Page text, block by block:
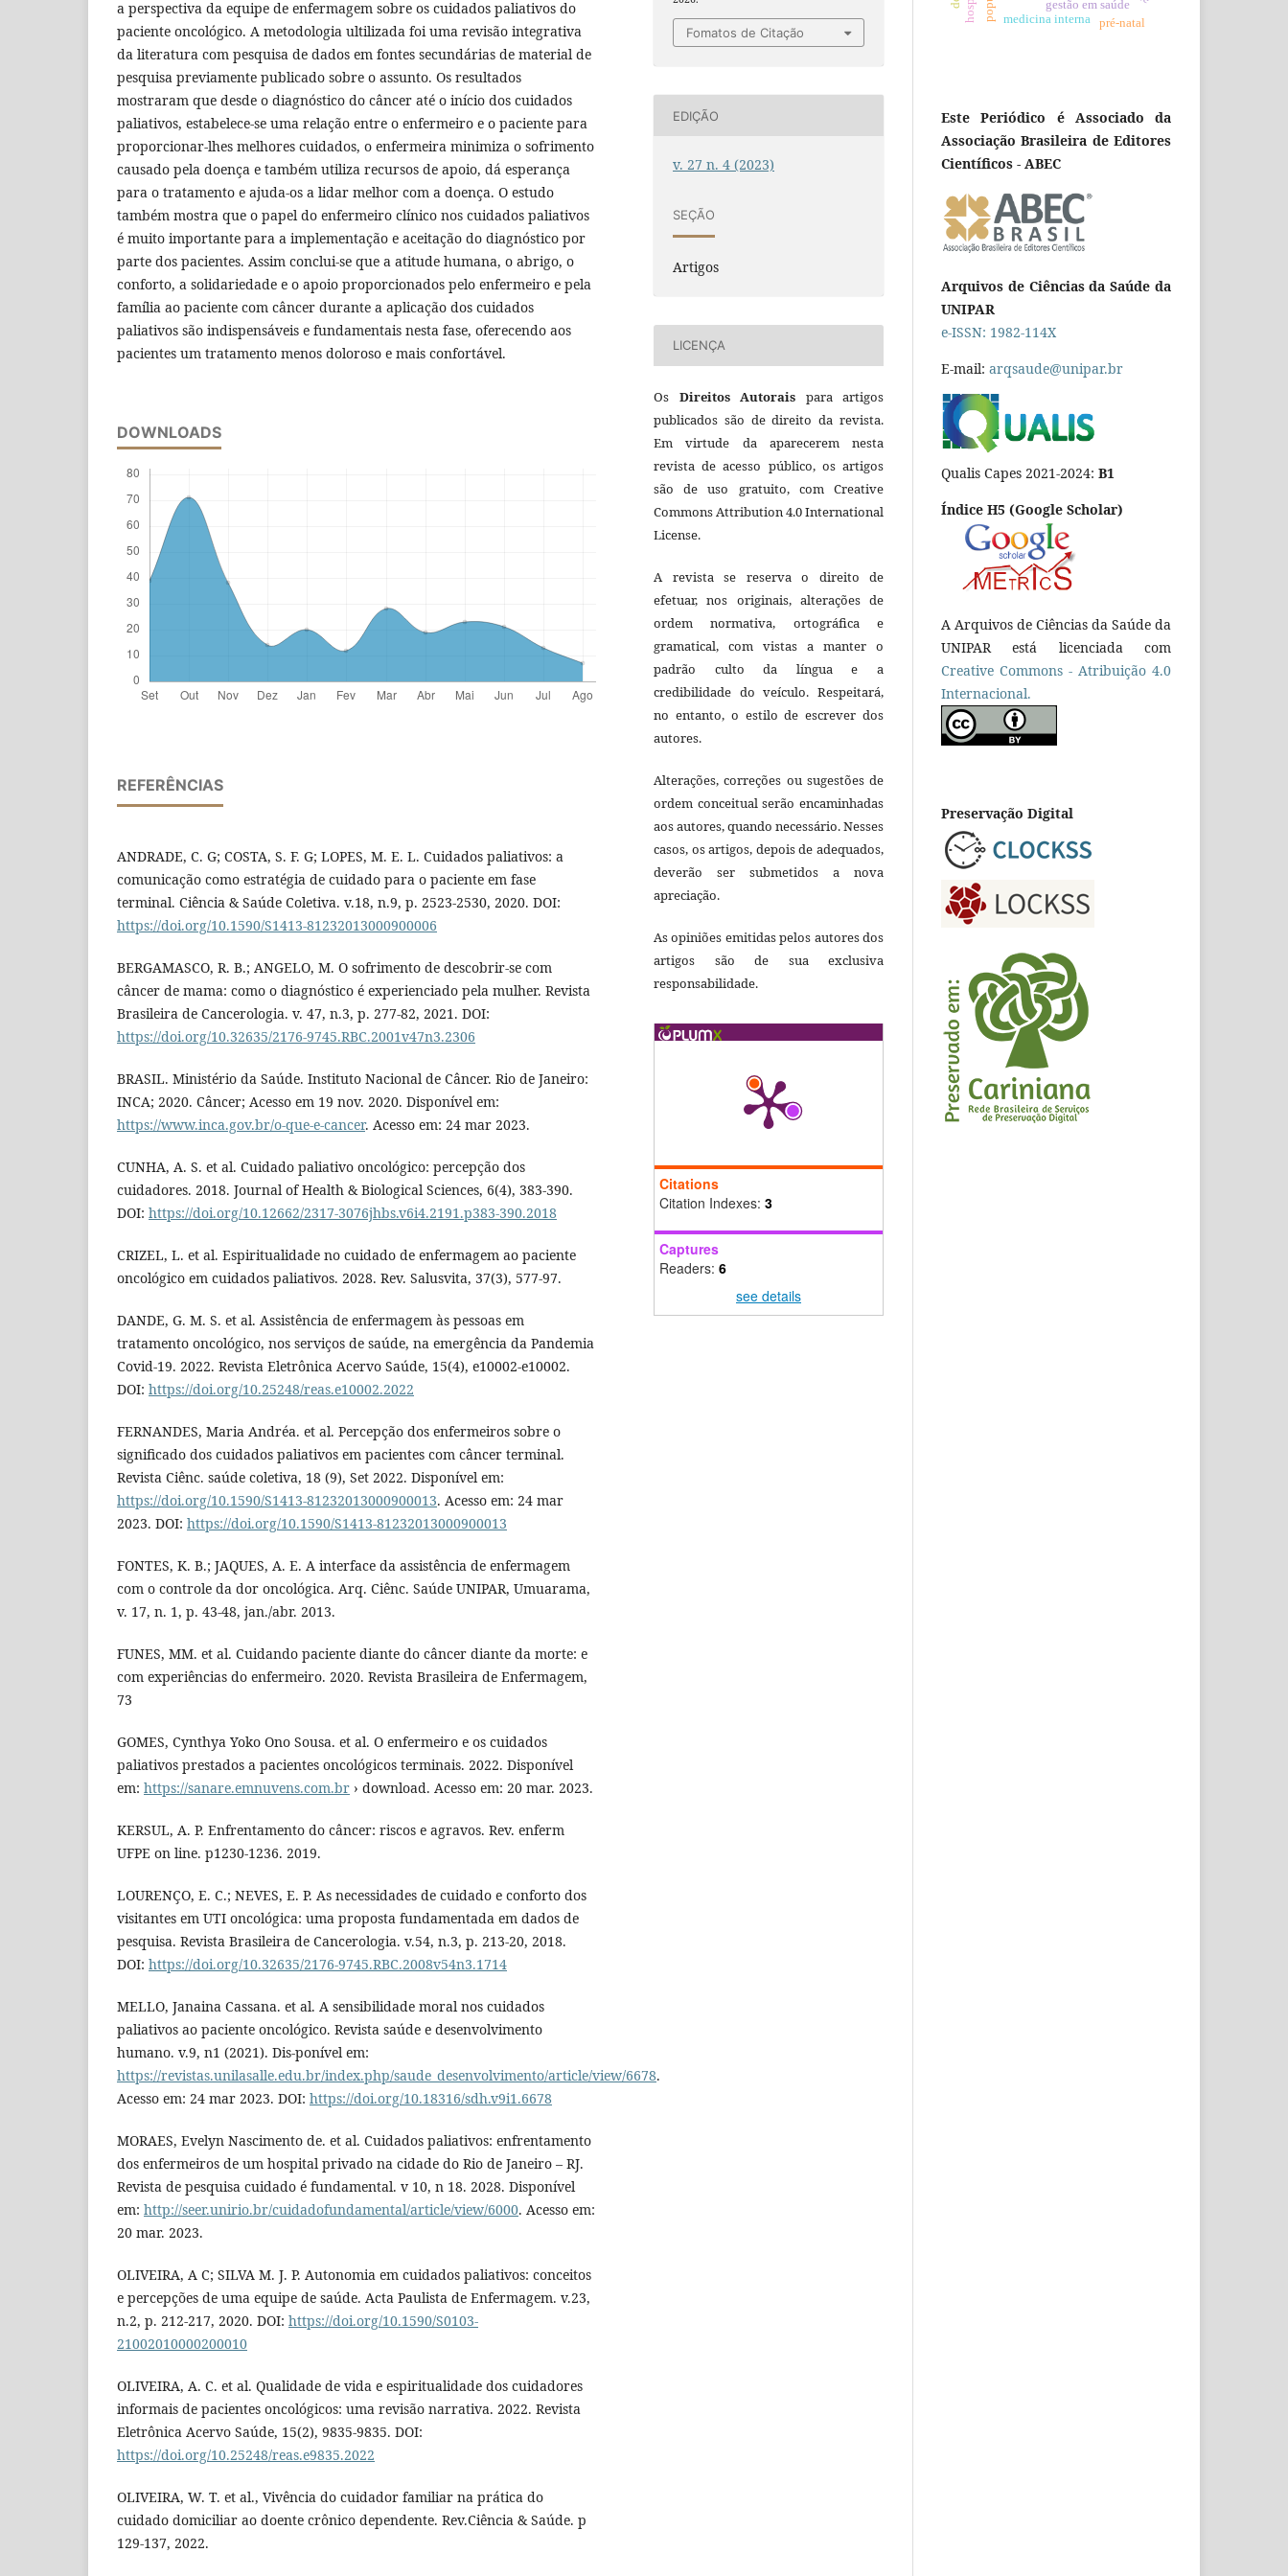
a perspectiva da equipe de enfermagem sobre os cuidados paliativos do
paciente oncológico. A metodologia ultilizada foi uma revisão integrativa
da literatura com pesquisa de dados em fontes secundárias de material de
pesquisa previamente publicado sobre o assunto. Os resultados
mostraram que desde o diagnóstico do câncer até o início dos cuidados
paliativos, estabelece-se uma relação entre o enfermeiro e o paciente para
proporcionar-lhes melhores cuidados, o enfermeira minimiza o sofrimento
causado pela doença e também utiliza recursos de apoio, dá esperança
para o tratamento e ajuda-os a lidar melhor com a doença. O estudo
também mostra que o papel do enfermeiro clínico nos cuidados paliativos
é muito importante para a implementação e aceitação do diagnóstico por
parte dos pacientes. Assim conclui-se que a atitude humana, o abrigo, o
conforto, a solidariedade e o apoio proporcionados pelo enfermeiro e pela
família ao paciente com câncer durante a aplicação dos cuidados
paliativos são indispensáveis e fundamentais nesta fase, oferecendo aos
pacientes um tratamento menos doloroso e mais confortável.
DOWNLOADS
REFERÊNCIAS
ANDRADE, C. G; COSTA, S. F. G; LOPES, M. E. L. Cuidados paliativos: a
comunicação como estratégia de cuidado para o paciente em fase
terminal. Ciência & Saúde Coletiva. v.18, n.9, p. 2523-2530, 2020. DOI:
https://doi.org/10.1590/S1413-81232013000900006
BERGAMASCO, R. B.; ANGELO, M. O sofrimento de descobrir-se com
câncer de mama: como o diagnóstico é experienciado pela mulher. Revista
Brasileira de Cancerologia. v. 47, n.3, p. 277-82, 2021. DOI:
https://doi.org/10.32635/2176-9745.RBC.2001v47n3.2306
BRASIL. Ministério da Saúde. Instituto Nacional de Câncer. Rio de Janeiro:
INCA; 2020. Câncer; Acesso em 19 nov. 2020. Disponível em:
https://www.inca.gov.br/o-que-e-cancer. Acesso em: 24 mar 2023.
CUNHA, A. S. et al. Cuidado paliativo oncológico: percepção dos
cuidadores. 2018. Journal of Health & Biological Sciences, 6(4), 383-390.
DOI: https://doi.org/10.12662/2317-3076jhbs.v6i4.2191.p383-390.2018
CRIZEL, L. et al. Espiritualidade no cuidado de enfermagem ao paciente
oncológico em cuidados paliativos. 2028. Rev. Salusvita, 37(3), 577-97.
DANDE, G. M. S. et al. Assistência de enfermagem às pessoas em
tratamento oncológico, nos serviços de saúde, na emergência da Pandemia
Covid-19. 2022. Revista Eletrônica Acervo Saúde, 15(4), e10002-e10002.
DOI: https://doi.org/10.25248/reas.e10002.2022
FERNANDES, Maria Andréa. et al. Percepção dos enfermeiros sobre o
significado dos cuidados paliativos em pacientes com câncer terminal.
Revista Ciênc. saúde coletiva, 18 (9), Set 2022. Disponível em:
https://doi.org/10.1590/S1413-81232013000900013. Acesso em: 24 mar
2023. DOI: https://doi.org/10.1590/S1413-81232013000900013
FONTES, K. B.; JAQUES, A. E. A interface da assistência de enfermagem
com o controle da dor oncológica. Arq. Ciênc. Saúde UNIPAR, Umuarama,
v. 17, n. 1, p. 43-48, jan./abr. 2013.
FUNES, MM. et al. Cuidando paciente diante do câncer diante da morte: e
com experiências do enfermeiro. 2020. Revista Brasileira de Enfermagem,
73
GOMES, Cynthya Yoko Ono Sousa. et al. O enfermeiro e os cuidados
paliativos prestados a pacientes oncológicos terminais. 2022. Disponível
em: https://sanare.emnuvens.com.br › download. Acesso em: 20 mar. 2023.
KERSUL, A. P. Enfrentamento do câncer: riscos e agravos. Rev. enferm
UFPE on line. p1230-­1236. 2019.
LOURENÇO, E. C.; NEVES, E. P. As necessidades de cuidado e conforto dos
visitantes em UTI oncológica: uma proposta fundamentada em dados de
pesquisa. Revista Brasileira de Cancerologia. v.54, n.3, p. 213-20, 2018.
DOI: https://doi.org/10.32635/2176-9745.RBC.2008v54n3.1714
MELLO, Janaina Cassana. et al. A sensibilidade moral nos cuidados
paliativos ao paciente oncológico. Revista saúde e desenvolvimento
humano. v.9, n1 (2021). Dis-ponível em:
https://revistas.unilasalle.edu.br/index.php/saude_desenvolvimento/article/view/6678.
Acesso em: 24 mar 2023. DOI: https://doi.org/10.18316/sdh.v9i1.6678
MORAES, Evelyn Nascimento de. et al. Cuidados paliativos: enfrentamento
dos enfermeiros de um hospital privado na cidade do Rio de Janeiro – RJ.
Revista de pesquisa cuidado é fundamental. v 10, n 18. 2028. Disponível
em: http://seer.unirio.br/cuidadofundamental/article/view/6000. Acesso em:
20 mar. 2023.
OLIVEIRA, A C; SILVA M. J. P. Autonomia em cuidados paliativos: conceitos
e percepções de uma equipe de saúde. Acta Paulista de Enfermagem. v.23,
n.2, p. 212-217, 2020. DOI: https://doi.org/10.1590/S0103-
21002010000200010
OLIVEIRA, A. C. et al. Qualidade de vida e espiritualidade dos cuidadores
informais de pacientes oncológicos: uma revisão narrativa. 2022. Revista
Eletrônica Acervo Saúde, 15(2), 9835-9835. DOI:
https://doi.org/10.25248/reas.e9835.2022
OLIVEIRA, W. T. et al., Vivência do cuidador familiar na prática do
cuidado domiciliar ao doente crônico dependente. Rev.Ciência & Saúde. p
129-­137, 2022.
Fomatos de Citação
EDIÇÃO
v. 27 n. 4 (2023)
SEÇÃO
Artigos
LICENÇA
Os Direitos Autorais para artigos
publicados são de direito da revista.
Em virtude da aparecerem nesta
revista de acesso público, os artigos
são de uso gratuito, com Creative
Commons Attribution 4.0 International
License.
A revista se reserva o direito de
efetuar, nos originais, alterações de
ordem normativa, ortográfica e
gramatical, com vistas a manter o
padrão culto da língua e a
credibilidade do veículo. Respeitará,
no entanto, o estilo de escrever dos
autores.
Alterações, correções ou sugestões de
ordem conceitual serão encaminhadas
aos autores, quando necessário. Nesses
casos, os artigos, depois de adequados,
deverão ser submetidos a nova
apreciação.
As opiniões emitidas pelos autores dos
artigos são de sua exclusiva
responsabilidade.
Citations
Citation Indexes: 3
Captures
Readers: 6
see details
gestão em saúde
medicina interna pré-natal
Este Periódico é Associado da
Associação Brasileira de Editores
Científicos - ABEC
Arquivos de Ciências da Saúde da
UNIPAR
e-ISSN: 1982-114X
E-mail: arqsaude@unipar.br
Qualis Capes 2021-2024: B1
Índice H5 (Google Scholar)
A Arquivos de Ciências da Saúde da
UNIPAR está licenciada com
Creative Commons - Atribuição 4.0
Internacional.
Preservação Digital